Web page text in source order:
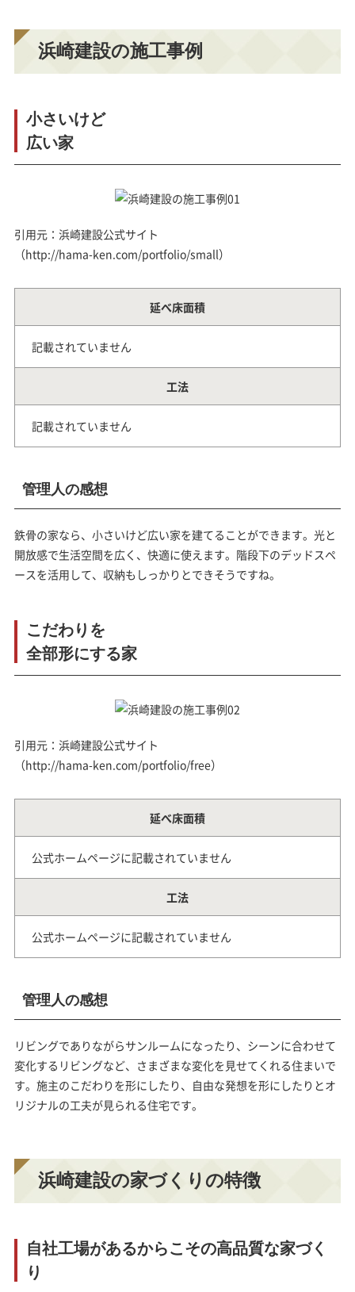
浜崎建設の施工事例
小さいけど
広い家
引用元：浜崎建設公式サイト
（http://hama-ken.com/portfolio/small）
延べ床面積
記載されていません
工法
記載されていません
管理人の感想
鉄骨の家なら、小さいけど広い家を建てることができます。光と
開放感で生活空間を広く、快適に使えます。階段下のデッドスペ
ースを活用して、収納もしっかりとできそうですね。
こだわりを
全部形にする家
引用元：浜崎建設公式サイト
（http://hama-ken.com/portfolio/free）
延べ床面積
公式ホームページに記載されていません
工法
公式ホームページに記載されていません
管理人の感想
リビングでありながらサンルームになったり、シーンに合わせて
変化するリビングなど、さまざまな変化を見せてくれる住まいで
す。施主のこだわりを形にしたり、自由な発想を形にしたりとオ
リジナルの工夫が見られる住宅です。
浜崎建設の家づくりの特徴
自社工場があるからこその高品質な家づく
り